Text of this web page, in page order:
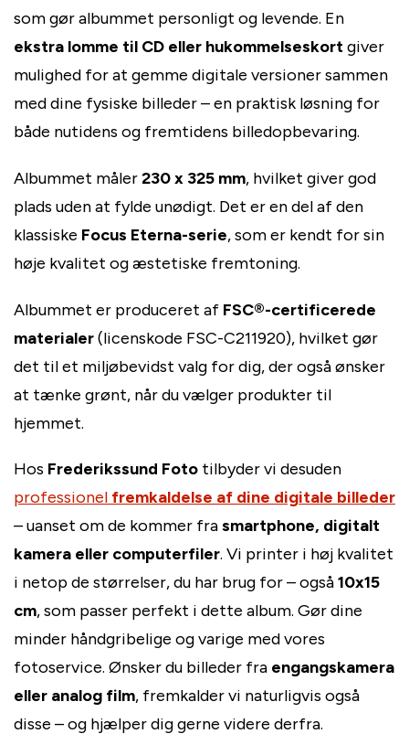
som gør albummet personligt og levende. En
ekstra lomme til CD eller hukommelseskortgiver
mulighed for at gemme digitale versioner sammen
med dine fysiske billeder – en praktisk løsning for
både nutidens og fremtidens billedopbevaring.
Albummet måler230 x 325 mm, hvilket giver god
plads uden at fylde unødigt. Det er en del af den
klassiske Focus Eterna-serie, som er kendt for sin
høje kvalitet og æstetiske fremtoning.
Albummet er produceret af FSC®-certificerede
materialer(licenskode FSC-C211920), hvilket gør
det til et miljøbevidst valg for dig, der også ønsker
at tænke grønt, når du vælger produkter til
hjemmet.
Hos Frederikssund Foto tilbyder vi desuden
professionel fremkaldelse af dine digitale billeder
– uanset om de kommer frasmartphone, digitalt
kamera eller computerfiler. Vi printer i høj kvalitet
i netop de størrelser, du har brug for – også10x15
cm, som passer perfekt i dette album. Gør dine
minder håndgribelige og varige med vores
fotoservice. Ønsker du billeder fra engangskamera
eller analog film, fremkalder vi naturligvis også
disse – og hjælper dig gerne videre derfra.